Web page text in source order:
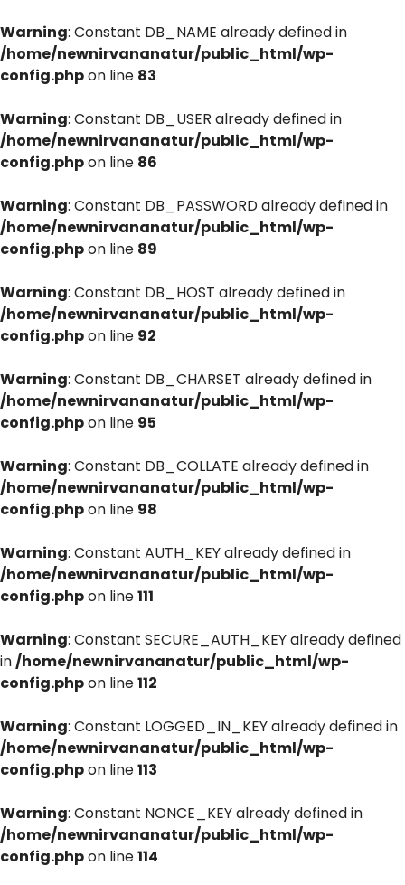
Warning: Constant DB_NAME already defined in
/home/newnirvananatur/public_html/wp-
config.phpon line 83
Warning: Constant DB_USER already defined in
/home/newnirvananatur/public_html/wp-
config.phpon line 86
Warning: Constant DB_PASSWORD already defined in
/home/newnirvananatur/public_html/wp-
config.phpon line 89
Warning: Constant DB_HOST already defined in
/home/newnirvananatur/public_html/wp-
config.phpon line 92
Warning: Constant DB_CHARSET already defined in
/home/newnirvananatur/public_html/wp-
config.phpon line 95
Warning: Constant DB_COLLATE already defined in
/home/newnirvananatur/public_html/wp-
config.phpon line 98
Warning: Constant AUTH_KEY already defined in
/home/newnirvananatur/public_html/wp-
config.phpon line111
Warning: Constant SECURE_AUTH_KEY already defined
in/home/newnirvananatur/public_html/wp-
config.phpon line112
Warning: Constant LOGGED_IN_KEY already defined in
/home/newnirvananatur/public_html/wp-
config.phpon line113
Warning: Constant NONCE_KEY already defined in
/home/newnirvananatur/public_html/wp-
config.phpon line114